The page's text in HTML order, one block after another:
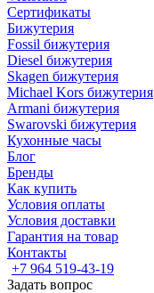
Сертификаты
Бижутерия
Fossil бижутерия
Diesel бижутерия
Skagen бижутерия
Michael Kors бижутерия
Armani бижутерия
Swarovski бижутерия
Кухонные часы
Блог
Бренды
Как купить
Условия оплаты
Условия доставки
Гарантия на товар
Контакты
+7 964 519-43-19
Задать вопрос